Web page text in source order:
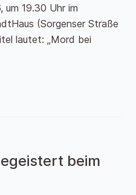
um 19.30 Uhr im
(Sorgenser Straße
lautet: „Mord bei
beim